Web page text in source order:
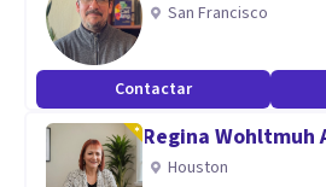
San Francisco
Contactar
Regina Wohltmuh
Houston